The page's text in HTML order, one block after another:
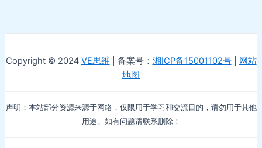
Copyright © 2024 VE思维 | 备案号： 湘ICP备15001102号| 网站
地图
声明：本站部分资源来源于网络，仅限用于学习和交流目的，请勿用于其他
用途。如有问题请联系删除！